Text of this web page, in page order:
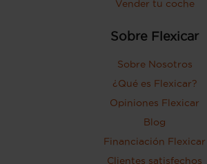
Vender tu coche
Sobre Flexicar
Sobre Nosotros
¿Qué es Flexicar?
Opiniones Flexicar
Blog
Financiación Flexicar
Clientes satisfechos